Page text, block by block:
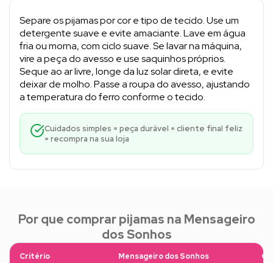
Separe os pijamas por cor e tipo de tecido. Use um
detergente suave e evite amaciante. Lave em água
fria ou morna, com ciclo suave. Se lavar na máquina,
vire a peça do avesso e use saquinhos próprios.
Seque ao ar livre, longe da luz solar direta, e evite
deixar de molho. Passe a roupa do avesso, ajustando
a temperatura do ferro conforme o tecido.
Cuidados simples = peça durável = cliente final feliz
= recompra na sua loja
Por que comprar pijamas na Mensageiro
dos Sonhos
Critério Mensageiro dos Sonhos